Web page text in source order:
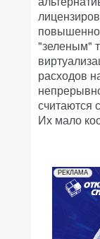
"зеленым"
расходов
считаются
Их мало
РЕКЛАМА